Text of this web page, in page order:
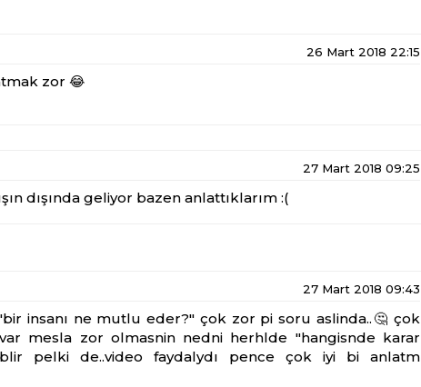
26 Mart 2018 22:15
zor 😂
27 Mart 2018 09:25
dışında geliyor bazen anlattıklarım :(
27 Mart 2018 09:43
insanı ne mutlu eder?" çok zor pi soru aslinda..🤔 çok
mesla zor olmasnin nedni herhlde "hangisnde karar
pelki de..video faydalydı pence çok iyi bi anlatm